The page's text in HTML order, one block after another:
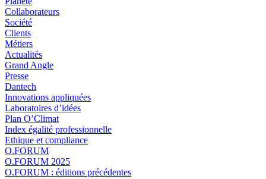
Collaborateurs
Société
Clients
Métiers
Actualités
Grand Angle
Presse
Dantech
Innovations appliquées
Laboratoires d’idées
Plan O’Climat
Index égalité professionnelle
Ethique et compliance
O.FORUM
O.FORUM 2025
O.FORUM : éditions précédentes